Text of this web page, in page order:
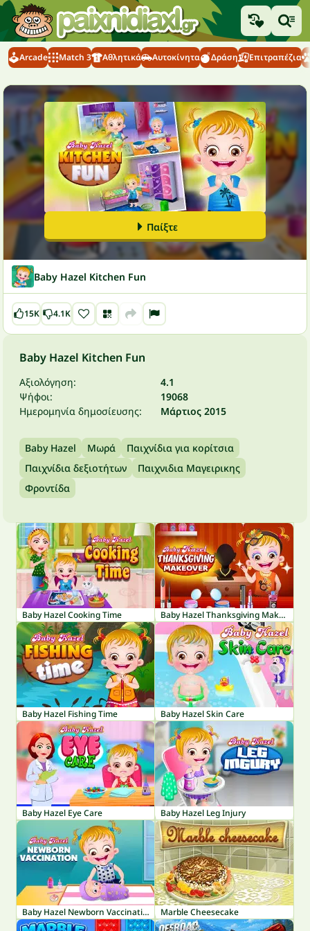
Arcade Match 3 Αθλητικά Αυτοκίνητα Δράση Επιτραπέζια
Παίξτε
Baby Hazel Kitchen Fun
15K 4.1K
Baby Hazel Kitchen Fun
Αξιολόγηση:
4.1
Ψήφοι:
19068
Ημερομηνία δημοσίευσης:
Μάρτιος 2015
Baby Hazel Μωρά
Παιχνίδια για κορίτσια
Παιχνίδια δεξιοτήτων
Παιχνιδια Μαγειρικης
Φροντίδα
Baby Hazel Cooking Time Baby Hazel Thanksgiving Makeover
Baby Hazel Fishing Time Baby Hazel Skin Care
Baby Hazel Eye Care Baby Hazel Leg Injury
Baby Hazel Newborn Vaccination Marble Cheesecake